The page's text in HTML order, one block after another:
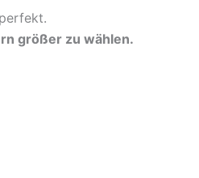
größer zu wählen.